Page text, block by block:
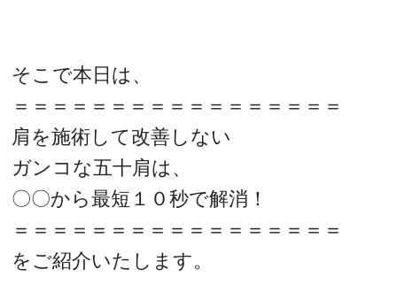
そこで本日は、
＝＝＝＝＝＝＝＝＝＝＝＝＝＝＝＝＝
肩を施術して改善しない
ガンコな五十肩は、
〇〇から最短１０秒で解消！
＝＝＝＝＝＝＝＝＝＝＝＝＝＝＝＝＝
をご紹介いたします。